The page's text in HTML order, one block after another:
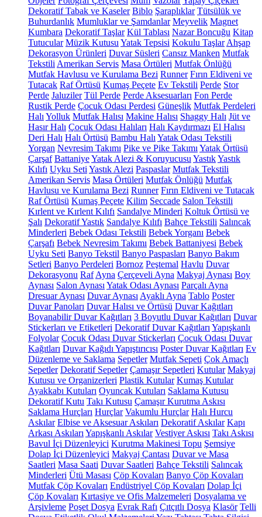
Dekoratif Tabak ve Kaseler Biblo Şaraplıklar Tütsülük ve
Buhurdanlık Mumluklar ve Şamdanlar Meyvelik Magnet
Kumbara Dekoratif Taşlar Kül Tablası Nazar Boncuğu Kitap
Tutucular Müzik Kutusu Yatak Tepsisi Kokulu Taşlar Ahşap
Dekorasyon Ürünleri Duvar Süsleri Cansız Manken Mutfak
Tekstili Amerikan Servis Masa Örtüleri Mutfak Önlüğü
Mutfak Havlusu ve Kurulama Bezi Runner Fırın Eldiveni ve
Tutacak Raf Örtüsü Kumaş Peçete Ev Tekstili Perde Stor
Perde Jaluziler Tül Perde Perde Aksesuarları Fon Perde
Rustik Perde Çocuk Odası Perdesi Güneşlik Mutfak Perdeleri
Halı Yolluk Mutfak Halısı Makine Halısı Shaggy Halı Jüt ve
Hasır Halı Çocuk Odası Halıları Halı Kaydırmazı El Halısı
Deri Halı Halı Örtüsü Bambu Halı Yatak Odası Tekstili
Yorgan Nevresim Takımı Pike ve Pike Takımı Yatak Örtüsü
Çarşaf BattaniyeYatak Alezi & Koruyucusu YastıkYastık
Kılıfı Uyku Seti Yastık Alezi Paspaslar Mutfak Tekstili
Amerikan Servis Masa Örtüleri Mutfak Önlüğü Mutfak
Havlusu ve Kurulama Bezi Runner Fırın Eldiveni ve Tutacak
Raf Örtüsü Kumaş Peçete Kilim Seccade Salon Tekstili
Kırlent ve Kırlent Kılıfı Sandalye Minderi Koltuk Örtüsü ve
Şalı Dekoratif Yastık Sandalye Kılıfı Bahçe Tekstili Salıncak
Minderleri Bebek Odası Tekstili Bebek Yorganı Bebek
Çarşafı Bebek Nevresim Takımı Bebek Battaniyesi Bebek
Uyku Seti Banyo Tekstil Banyo Paspasları Banyo Bakım
Setleri Banyo Perdeleri Bornoz Peştemal Havlu Duvar
Dekorasyonu Raf Ayna Çerçeveli Ayna Makyaj Aynası Boy
Aynası Salon Aynası Yatak Odası Aynası Parçalı Ayna
Dresuar Aynası Duvar Aynası Ayaklı Ayna Tablo Poster
Duvar Panoları Duvar Halısı ve Örtüsü Duvar Kağıtları
Boyanabilir Duvar Kağıtları 3 Boyutlu Duvar Kağıtları Duvar
Stickerları ve Etiketleri Dekoratif Duvar Kağıtları Yapışkanlı
Folyolar Çocuk Odası Duvar Stickerları Çocuk Odası Duvar
Kağıtları Duvar Kağıdı Yapıştırıcısı Poster Duvar Kağıtları Ev
Düzenleme ve Saklama Sepetler Mutfak Sepeti Çok Amaçlı
Sepetler Dekoratif Sepetler Çamaşır Sepetleri Kutular Makyaj
Kutusu ve Organizerleri Plastik Kutular Kumaş Kutular
Ayakkabı Kutuları Oyuncak Kutuları Saklama Kutusu
Dekoratif Kutu Takı Kutusu Çamaşır Kurutma Askısı
Saklama Hurçları Hurçlar Vakumlu Hurçlar Halı Hurcu
Askılar Elbise ve Aksesuar Askıları Dekoratif Askılar Kapı
Arkası Askıları Yapışkanlı Askılar Vestiyer Askısı Takı Askısı
Bavul İçi Düzenleyici Kurutma Makinesi Topu Şemsiye
Dolap İçi Düzenleyici Makyaj Çantası Duvar ve Masa
Saatleri Masa Saati Duvar Saatleri Bahçe Tekstili Salıncak
Minderleri Ütü Masası Çöp Kovaları Banyo Çöp Kovaları
Mutfak Çöp Kovaları Endüstriyel Çöp Kovaları Dolap İçi
Çöp Kovaları Kırtasiye ve Ofis Malzemeleri Dosyalama ve
Arşivleme Poşet Dosya Evrak Rafı Çıtçıtlı Dosya Klasör Telli